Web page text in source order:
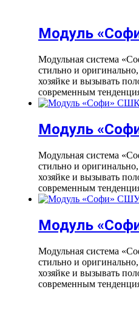
Модуль
Модульная система
стильно и
хозяйке и вызывать
современным
Модуль
Модульная система
стильно и
хозяйке и вызывать
современным
Модуль
Модульная система
стильно и
хозяйке и вызывать
современным